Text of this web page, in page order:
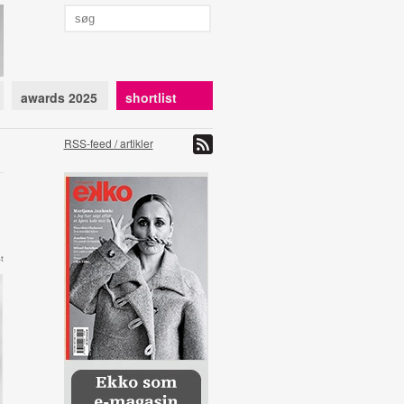
awards 2025 shortlist
RSS-feed / artikler